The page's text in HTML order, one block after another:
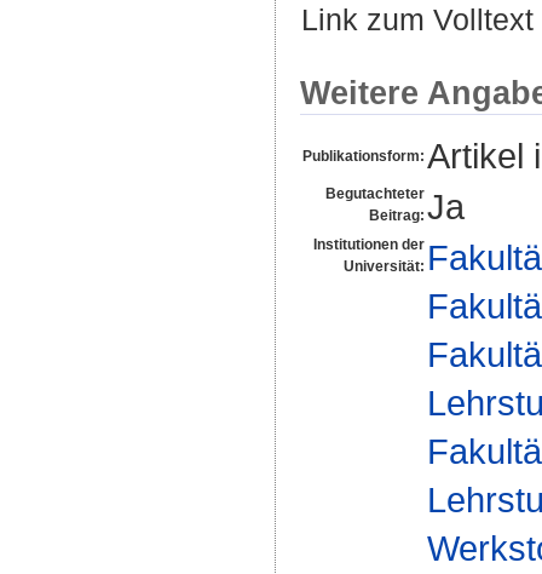
Link zum
Weitere
Publikationsform: Artikel
Begutachteter
Beitrag: Ja
Institutionen der
Universität: